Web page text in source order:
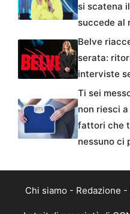
si scatena
succede al
Belve
serata:
interviste
Ti sei
non riesci
fattori che
nessuno ci
Chi siamo - Redazione -